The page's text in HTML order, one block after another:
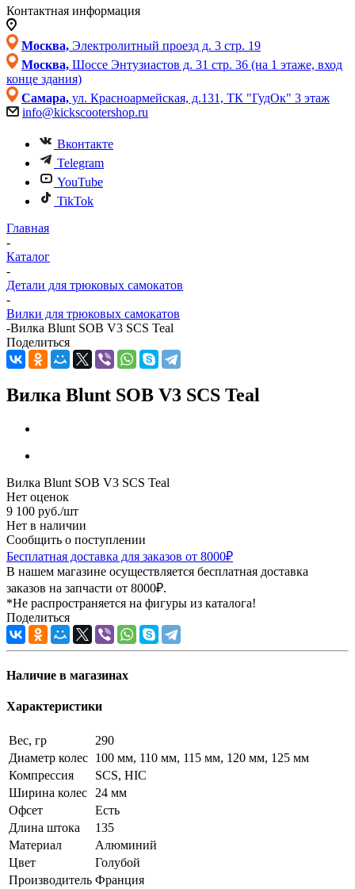
Контактная информация
Москва, Электролитный проезд д. 3 стр. 19
Москва, Шоссе Энтузиастов д. 31 стр. 36 (на 1 этаже, вход
конце здания)
Самара, ул. Красноармейская, д.131, ТК "ГудОк" 3 этаж
info@kickscootershop.ru
Вконтакте
Telegram
YouTube
TikTok
Главная
-
Каталог
-
Детали для трюковых самокатов
-
Вилки для трюковых самокатов
-Вилка Blunt SOB V3 SCS Teal
Поделиться
Вилка Blunt SOB V3 SCS Teal
Вилка Blunt SOB V3 SCS Teal
Нет оценок
9 100 руб./шт
Нет в наличии
Сообщить о поступлении
Бесплатная доставка для заказов от 8000₽
В нашем магазине осуществляется бесплатная доставка
заказов на запчасти от 8000₽.
*Не распространяется на фигуры из каталога!
Поделиться
Наличие в магазинах
Характеристики
Вес, гр
290
Диаметр колес 100 мм, 110 мм, 115 мм, 120 мм, 125 мм
Компрессия
SCS, HIC
Ширина колес
24 мм
Офсет
Есть
Длина штока
135
Материал
Алюминий
Цвет
Голубой
Производитель Франция